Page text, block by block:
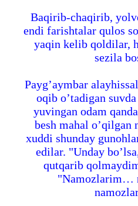
Baqirib-chaqirib,
endi farishtalar qulos
yaqin kelib qoldilar,
sezila
Payg’aymbar
oqib o’tadigan
yuvingan odam
besh mahal o’qilgan
xuddi shunday
edilar. "Unday
qutqarib
"Namozlarim…